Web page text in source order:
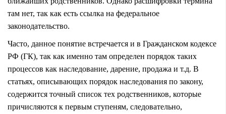
там нет, так как есть ссылка на федеральное
законодательство.
Часто, данное понятие встречается и в Гражданском кодексе
РФ (ГК), так как именно там определен порядок таких
процессов как наследование, дарение, продажа и т.д. В
статьях, описывающих порядок наследования по закону,
содержится точный список тех родственников, которые
причисляются к первым ступеням, следовательно,